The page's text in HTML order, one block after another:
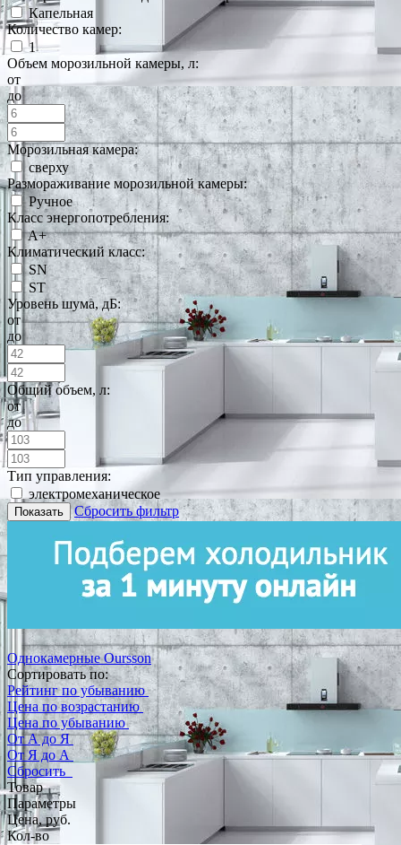
Капельная
Количество камер:
1
Объем морозильной камеры, л:
от
до
Морозильная камера:
сверху
Размораживание морозильной камеры:
Ручное
Класс энергопотребления:
A+
Климатический класс:
SN
ST
Уровень шума, дБ:
от
до
Общий объем, л:
от
до
Тип управления:
электромеханическое
Показать Сбросить фильтр
Однокамерные Oursson
Сортировать по:
Рейтинг по убыванию
Цена по возрастанию
Цена по убыванию
От А до Я
От Я до А
Сбросить
Товар
Параметры
Цена, руб.
Кол-во